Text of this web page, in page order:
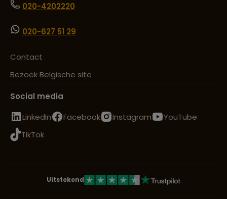
020-4202220
020-627 51 29
Contact
Bezoek Belgische site
Social media
LinkedIn
Facebook Instagram
YouTube
TikTok
Uitstekend